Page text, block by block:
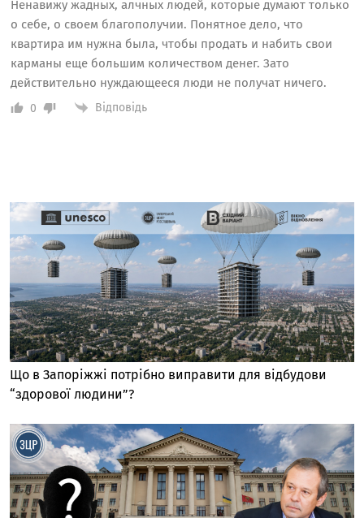
Ненавижу жадных, алчных людей, которые думают только
о себе, о своем благополучии. Понятное дело, что
квартира им нужна была, чтобы продать и набить свои
карманы еще большим количеством денег. Зато
действительно нуждающееся люди не получат ничего.
0 Відповідь
Що в Запоріжжі потрібно виправити для відбудови
“здорової людини”?